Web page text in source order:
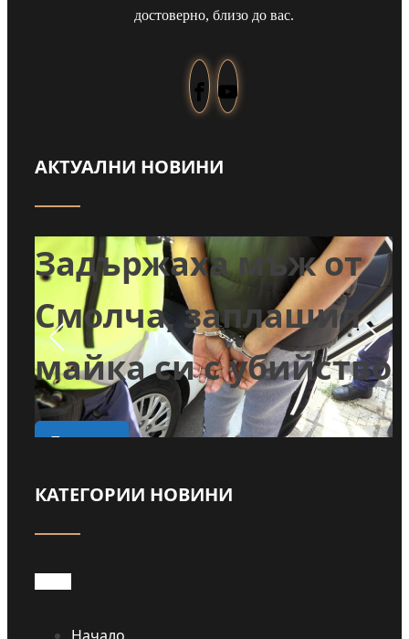
достоверно, близо до вас.
АКТУАЛНИ НОВИНИ
Задържаха мъж от
Смолча, заплашил
майка си с убийство
Прочети
КАТЕГОРИИ НОВИНИ